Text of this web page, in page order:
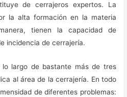
de cerrajeros expertos. La
la alta formación en la materia
tienen la capacidad de
incidencia de cerrajería.
largo de bastante más de tres
al área de la cerrajería. En todo
de diferentes problemas: